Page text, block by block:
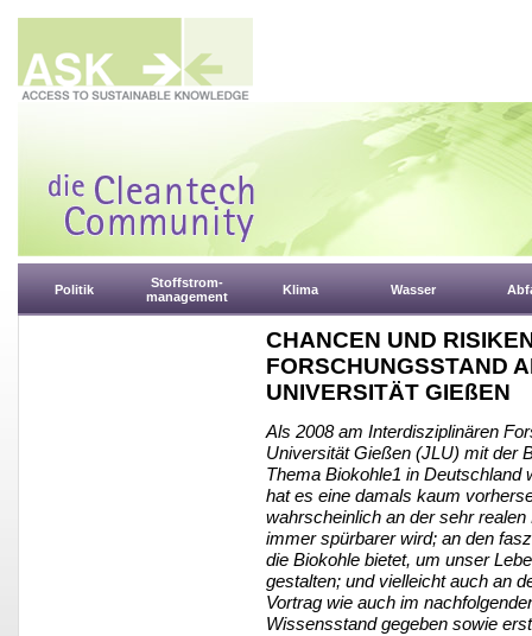
Politik
Stoffstrom-
management
Klima Wasser
CHANCEN UND
FORSCHUNGSSTAND
UNIVERSITÄT GIEßEN
Als 2008 am Interdisziplinären
Universität Gießen (JLU) mit der
Thema Biokohle1 in Deutschland
hat es eine damals kaum
wahrscheinlich an der sehr
immer spürbarer wird; an den
die Biokohle bietet, um unser
gestalten; und vielleicht auch an
Vortrag wie auch im
Wissensstand gegeben sowie